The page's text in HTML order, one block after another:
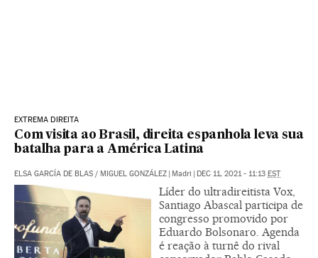
EXTREMA DIREITA
Com visita ao Brasil, direita espanhola leva sua
batalha para a América Latina
ELSA GARCÍA DE BLAS / MIGUEL GONZÁLEZ | Madri | DEC 11, 2021 - 11:13 EST
Líder do ultradireitista Vox,
Santiago Abascal participa de
congresso promovido por
Eduardo Bolsonaro. Agenda
é reação à turnê do rival